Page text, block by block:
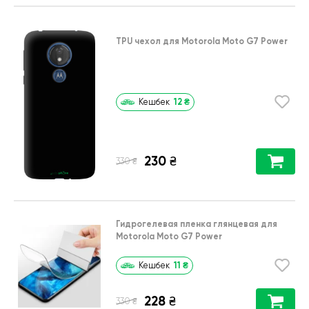
TPU чехол для Motorola Moto G7 Power
Кешбек 12 ₴
330 ₴ 230 ₴
Гидрогелевая пленка глянцевая для
Motorola Moto G7 Power
Кешбек 11 ₴
330 ₴ 228 ₴